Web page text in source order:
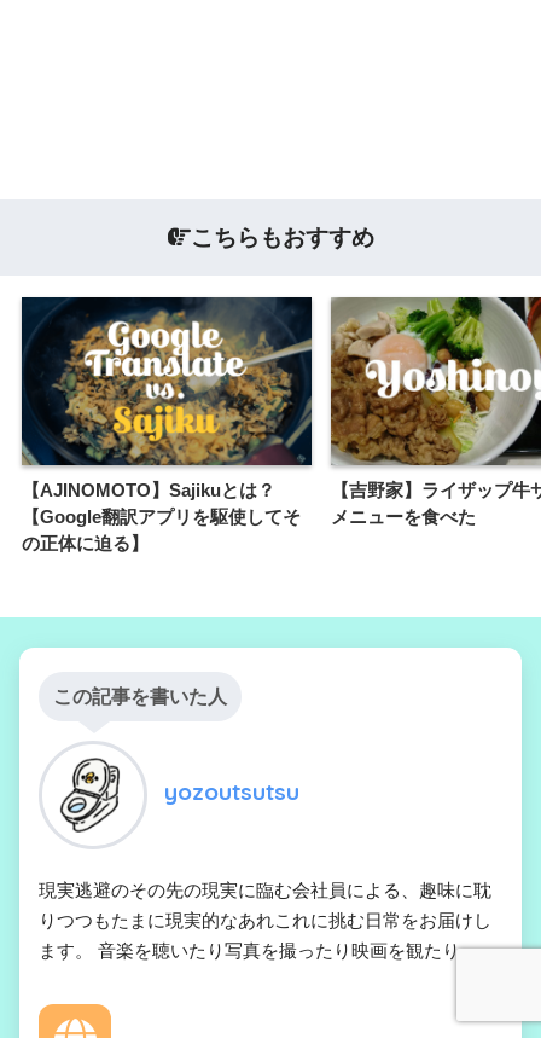
こちらもおすすめ
【AJINOMOTO】Sajikuとは？
【Google翻訳アプリを駆使してそ
の正体に迫る】
【吉野家】ライザップ牛
メニューを食べた
この記事を書いた人
yozoutsutsu
現実逃避のその先の現実に臨む会社員による、趣味に耽
りつつもたまに現実的なあれこれに挑む日常をお届けし
ます。 音楽を聴いたり写真を撮ったり映画を観たり。